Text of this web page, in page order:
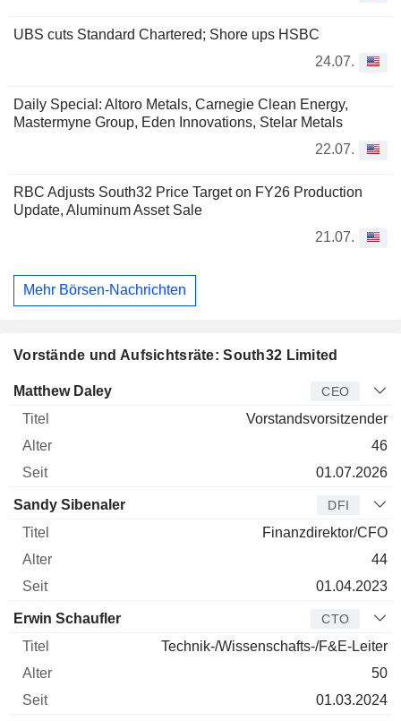
UBS cuts Standard Chartered; Shore ups HSBC
24.07.
Daily Special: Altoro Metals, Carnegie Clean Energy,
Mastermyne Group, Eden Innovations, Stelar Metals
22.07.
RBC Adjusts South32 Price Target on FY26 Production
Update, Aluminum Asset Sale
21.07.
Mehr Börsen-Nachrichten
Vorstände und Aufsichtsräte: South32 Limited
Manager Titel
Matthew Daley CEO
Vorstandsvorsitzender
46
01.07.2026
Sandy Sibenaler DFI
Finanzdirektor/CFO
44
01.04.2023
Erwin Schaufler CTO
Technik-/Wissenschafts-/F&E-Leiter
50
01.03.2024